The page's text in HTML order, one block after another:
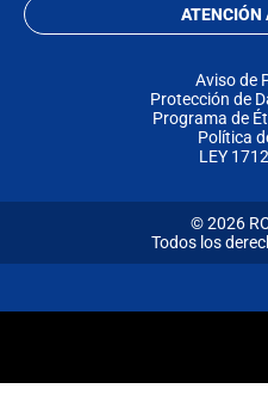
ATENCIÓN
Aviso de
Protección de
Programa de
Política
LEY
© 2026
Todos los